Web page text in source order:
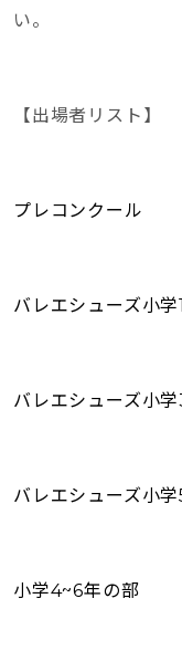
い。
【出場者リスト】
プレコンクール
バレエシューズ小
バレエシューズ小
バレエシューズ小
小学4~6年の部